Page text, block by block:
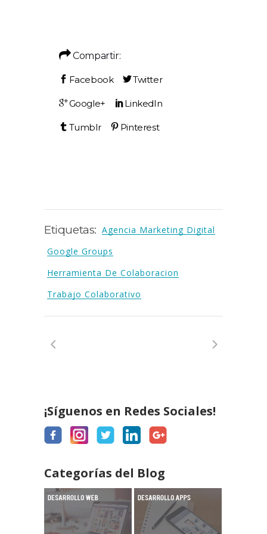
Compartir:
Etiquetas: Agencia Marketing Digital
Google Groups
Herramienta De Colaboracion
Trabajo Colaborativo
¡Síguenos en Redes Sociales!
Categorías del Blog